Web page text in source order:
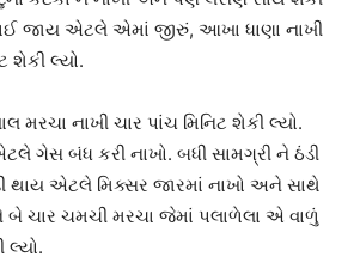
જાય એટલે એમાં જીરું, આખા ધાણા નાખી
શેકી લ્યો.
મરચા નાખી ચાર પાંચ મિનિટ શેકી લ્યો.
ગેસ બંધ કરી નાખો. બધી સામગ્રી ને ઠંડી
થાય એટલે મિક્સર જારમાં નાખો અને સાથે
ચાર ચમચી મરચા જેમાં પલાળેલા એ વાળું
લ્યો.